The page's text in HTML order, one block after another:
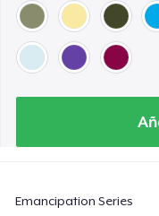
Emancipation Series